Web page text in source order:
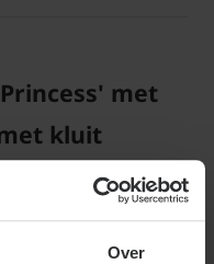
Over
met
kluit
haagplant in
blad zorgt direct